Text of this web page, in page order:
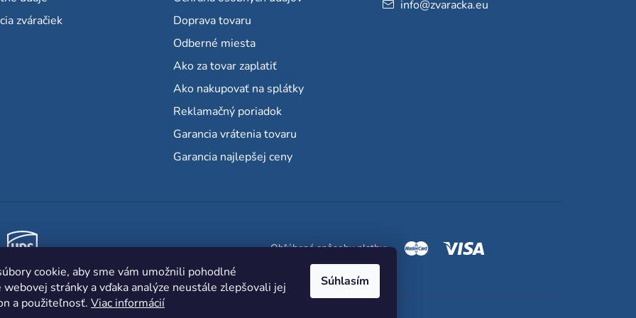
cookie, aby sme vám umožnili pohodlné
webovej stránky a vďaka analýze neustále zlepšovali jej
a použiteľnosť. Viac informácií
Súhlasím
zváračiek
Doprava tovaru
Odberné miesta
Ako za tovar zaplatiť
Ako nakupovať na splátky
Reklamačný poriadok
Garancia vrátenia tovaru
Garancia najlepšej ceny
info@zvaracka.eu
Obľúbené spôsoby platby: